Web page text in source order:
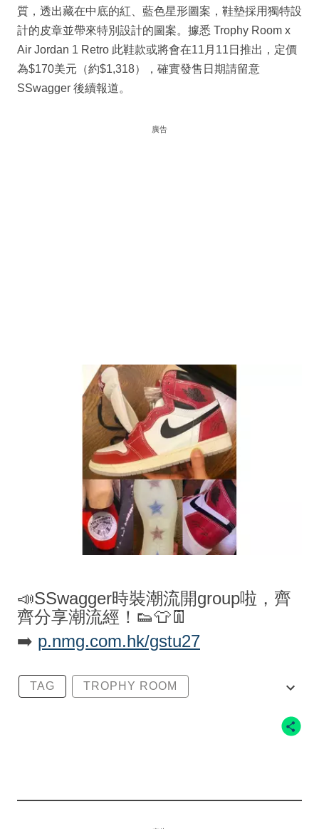
質，透出藏在中底的紅、藍色星形圖案，鞋墊採用獨特設
計的皮章並帶來特別設計的圖案。據悉 Trophy Room x
Air Jordan 1 Retro 此鞋款或將會在11月11日推出，定價
為$170美元（約$1,318），確實發售日期請留意
SSwagger 後續報道。
廣告
📣SSwagger時裝潮流開group啦，齊
齊分享潮流經！👟👕👖
➡️ p.nmg.com.hk/gstu27
TAG TROPHY ROOM